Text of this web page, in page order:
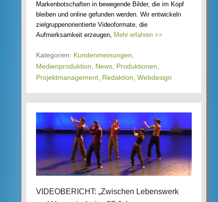
Markenbotschaften in bewegende Bilder, die im Kopf
bleiben und online gefunden werden. Wir entwickeln
zielgruppenorientierte Videoformate, die
Aufmerksamkeit erzeugen, Mehr erfahren >>
Kategorien: Kundenmeinungen,
Medienproduktion, News, Produktionen,
Projektmanagement, Redaktion, Webdesign
VIDEOBERICHT: „Zwischen Lebenswerk